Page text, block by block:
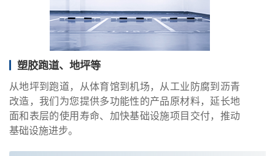
塑胶跑道、地坪等
从地坪到跑道，从体育馆到机场，从工业防腐到沥青
改造，我们为您提供多功能性的产品原材料，延长地
面和表层的使用寿命、加快基础设施项目交付，推动
基础设施进步。